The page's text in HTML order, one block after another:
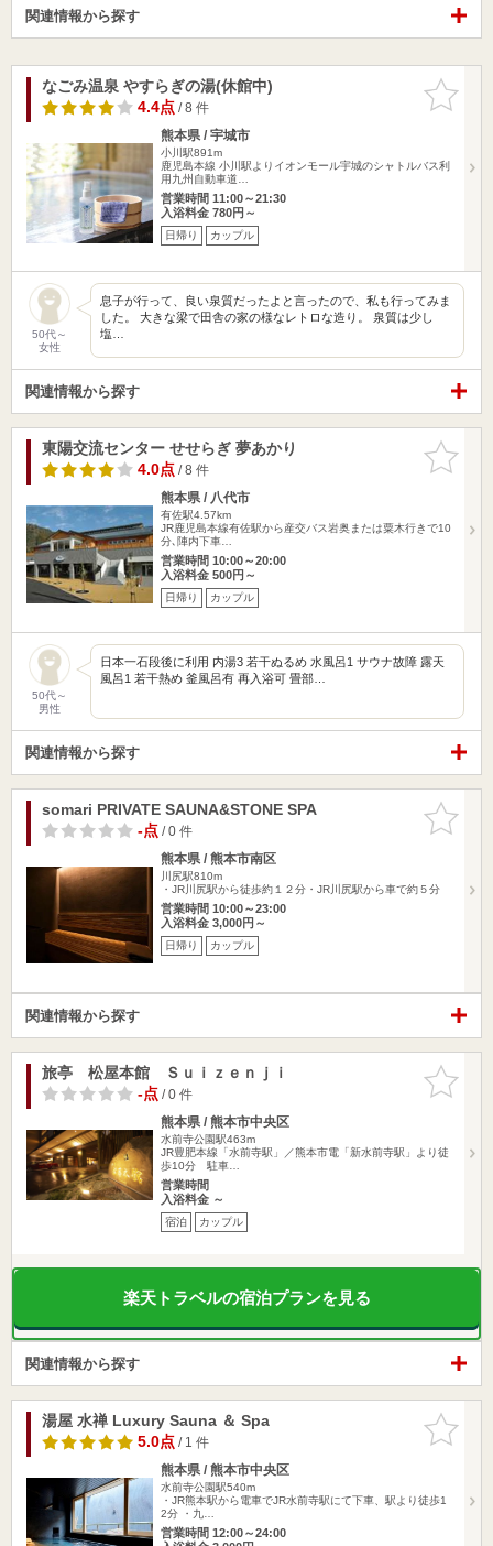
関連情報から探す
お気に入
りに追加
なごみ温泉 やすらぎの湯(休館中)
4.4点/ 8 件
熊本県 / 宇城市
小川駅891m
鹿児島本線 小川駅よりイオンモール宇城のシャトルバス利
用九州自動車道…
営業時間 11:00～21:30
入浴料金 780円～
日帰り カップル
50代～
女性
息子が行って、良い泉質だったよと言ったので、私も行ってみま
した。 大きな梁で田舎の家の様なレトロな造り。 泉質は少し
塩…
関連情報から探す
お気に入
りに追加
東陽交流センター せせらぎ 夢あかり
4.0点/ 8 件
熊本県 / 八代市
有佐駅4.57km
JR鹿児島本線有佐駅から産交バス岩奥または粟木行きで10
分､陣内下車…
営業時間 10:00～20:00
入浴料金 500円～
日帰り カップル
50代～
男性
日本一石段後に利用 内湯3 若干ぬるめ 水風呂1 サウナ故障 露天
風呂1 若干熱め 釜風呂有 再入浴可 畳部…
関連情報から探す
お気に入
りに追加
somari PRIVATE SAUNA&STONE SPA
-点/ 0 件
熊本県 / 熊本市南区
川尻駅810m
・JR川尻駅から徒歩約１２分・JR川尻駅から車で約５分
営業時間 10:00～23:00
入浴料金 3,000円～
日帰り カップル
関連情報から探す
お気に入
りに追加
旅亭 松屋本館 Ｓｕｉｚｅｎｊｉ
-点/ 0 件
熊本県 / 熊本市中央区
水前寺公園駅463m
JR豊肥本線「水前寺駅」／熊本市電「新水前寺駅」より徒
歩10分 駐車…
営業時間
入浴料金 ～
宿泊 カップル
楽天トラベルの宿泊プランを見る
関連情報から探す
お気に入
りに追加
湯屋 水禅 Luxury Sauna ＆ Spa
5.0点/ 1 件
熊本県 / 熊本市中央区
水前寺公園駅540m
・JR熊本駅から電車でJR水前寺駅にて下車、駅より徒歩1
2分 ・九…
営業時間 12:00～24:00